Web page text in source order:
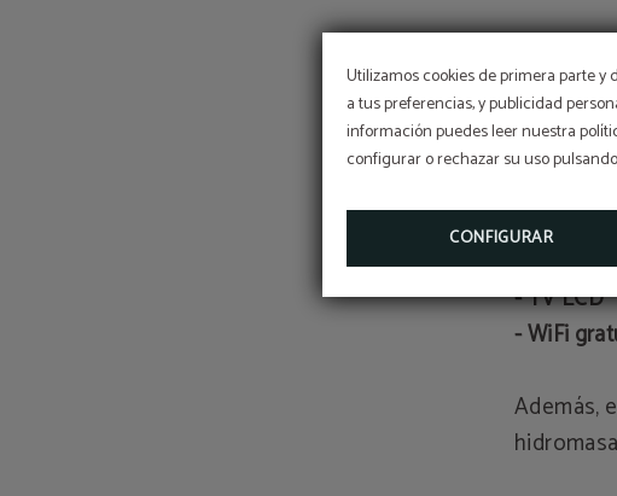
Utilizamos cookies de primera parte y
a tus preferencias, y publicidad
información puedes leer nuestra
configurar o rechazar su uso
CONFIGURAR
Nuestras
que
- Secador
- Caja
- TV LCD
- WiFi
Además,